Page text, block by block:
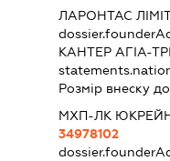
ЛАРОНТАС
КАНТЕР АГІА-
Розмір внеску
МХП-ЛК
34978102